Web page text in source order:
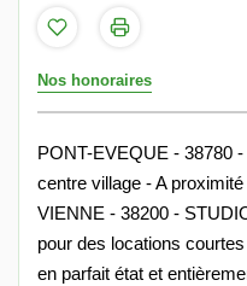
Nos honoraires
PONT-EVEQUE - 38780
centre village - A
VIENNE - 38200 -
pour des locations
en parfait état et